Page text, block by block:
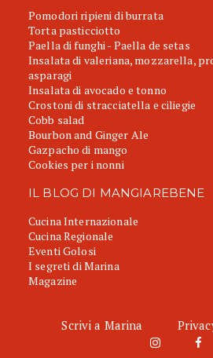
Pomodori ripieni di burrata
Torta pasticciotto
Paella di funghi - Paella de setas
Insalata di valeriana, mozzarella,
asparagi
Insalata di avocado e tonno
Crostoni di stracciatella e ciliegie
Cobb salad
Bourbon and Ginger Ale
Gazpacho di mango
Cookies per i nonni
IL BLOG DI MANGIAREBENE
Cucina Internazionale
Cucina Regionale
Eventi Golosi
I segreti di Marina
Magazine
Scrivi a Marina